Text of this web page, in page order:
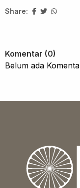
Share:
Komentar (0)
Belum ada